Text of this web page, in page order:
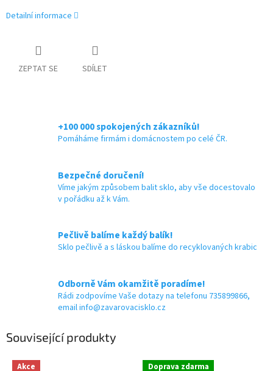
Detailní informace
ZEPTAT SE SDÍLET
+100 000 spokojených zákazníků!
Pomáháme firmám i domácnostem po celé ČR.
Bezpečné doručení!
Víme jakým způsobem balit sklo, aby vše docestovalo
v pořádku až k Vám.
Pečlivě balíme každý balík!
Sklo pečlivě a s láskou balíme do recyklovaných krabic
Odborně Vám okamžitě poradíme!
Rádi zodpovíme Vaše dotazy na telefonu 735899866,
email info@zavarovacisklo.cz
Související produkty
Akce
Doprava zdarma